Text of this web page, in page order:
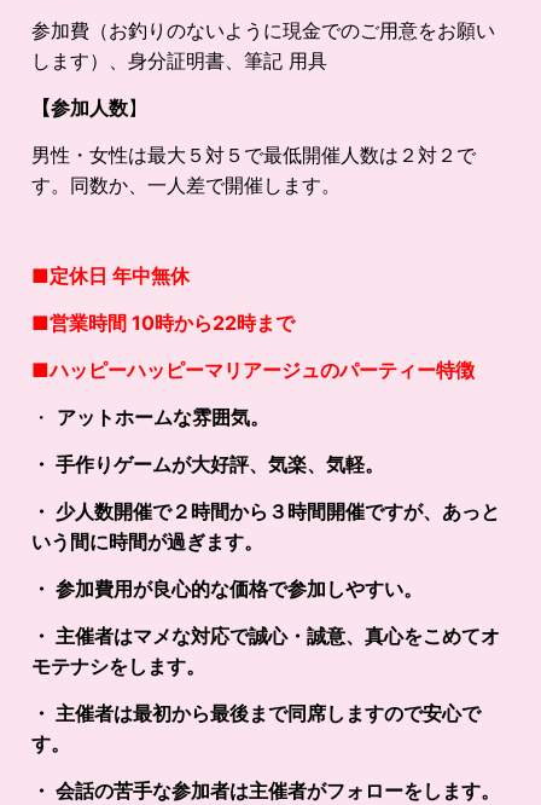
参加費（お釣りのないように現金でのご用意をお願い
します）、身分証明書、筆記 用具
【参加人数】
男性・女性は最大５対５で最低開催人数は２対２で
す。同数か、一人差で開催します。
■定休日 年中無休
■営業時間 10時から22時まで
■ハッピーハッピーマリアージュのパーティー特徴
・ アットホームな雰囲気。
・ 手作りゲームが大好評、気楽、気軽。
・ 少人数開催で２時間から３時間開催ですが、あっと
いう間に時間が過ぎます。
・ 参加費用が良心的な価格で参加しやすい。
・ 主催者はマメな対応で誠心・誠意、真心をこめてオ
モテナシをします。
・ 主催者は最初から最後まで同席しますので安心で
す。
・ 会話の苦手な参加者は主催者がフォローをします。